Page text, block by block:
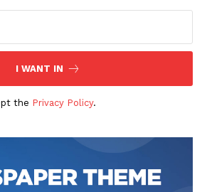
SUBSCRIBE NOW
I WANT IN
the Privacy Policy.